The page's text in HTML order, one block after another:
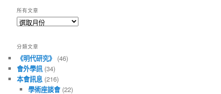
所有文章
所
章
分類文章
《明代研究》 (46)
會外學訊(34)
本會訊息 (216)
學術座談會(22)